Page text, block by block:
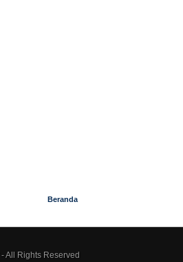
Beranda
- All Rights Reserved